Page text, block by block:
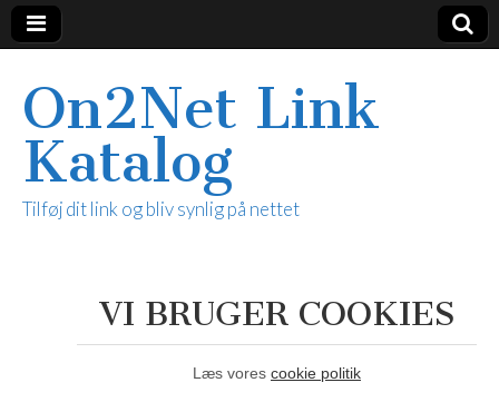
On2Net Link
Katalog
Tilføj dit link og bliv synlig på nettet
VI BRUGER COOKIES
Læs vores cookie politik